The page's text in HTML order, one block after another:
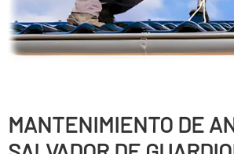
MANTENIMIENTO DE